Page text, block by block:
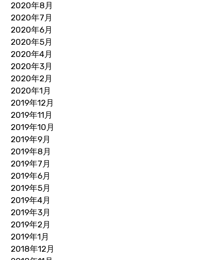
2020年8月
2020年7月
2020年6月
2020年5月
2020年4月
2020年3月
2020年2月
2020年1月
2019年12月
2019年11月
2019年10月
2019年9月
2019年8月
2019年7月
2019年6月
2019年5月
2019年4月
2019年3月
2019年2月
2019年1月
2018年12月